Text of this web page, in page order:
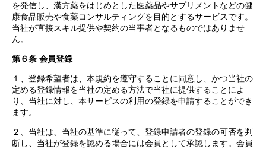
を発信し、漢方薬をはじめとした医薬品やサプリメントなどの健
康食品販売や食薬コンサルティングを目的とするサービスです。
当社が直接スキル提供や契約の当事者となるものではありませ
ん。
第６条 会員登録
１、登録希望者は、本規約を遵守することに同意し、かつ当社の
定める登録情報を当社の定める方法で当社に提供することによ
り、当社に対し、本サービスの利用の登録を申請することができ
ます。
２、当社は、当社の基準に従って、登録申請者の登録の可否を判
断し、当社が登録を認める場合には会員として承認します。会員